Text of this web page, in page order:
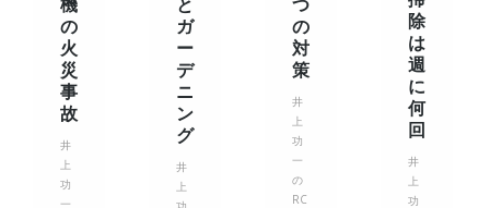
の
火
災
事
故
井
上
功
一
ガ
ー
デ
ニ
ン
グ
井
上
の
対
策
井
上
功
一
の
RC
除
は
週
に
何
回
井
上
功